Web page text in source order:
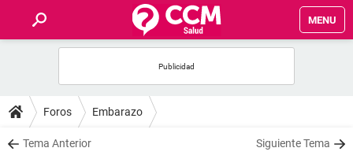
MENU
FOROS
SALUD
Foros Embarazo
Tema Anterior Siguiente Tema